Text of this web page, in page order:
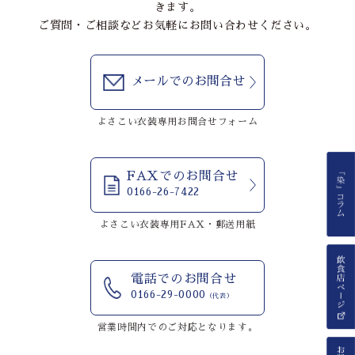
きます。
ご質問・ご相談などお気軽にお問い合わせください。
メールでのお問合せ
よさこい衣装専用お問合せフォーム
FAXでのお問合せ
0166-26-7422
よさこい衣装専用FAX・郵送用紙
電話でのお問合せ
0166-29-0000 （代表）
営業時間内でのご対応となります。